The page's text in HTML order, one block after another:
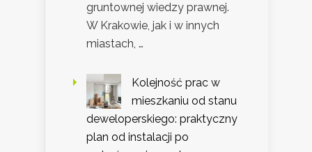
gruntownej wiedzy prawnej.
W Krakowie, jak i w innych
miastach, …
Kolejność prac w
mieszkaniu od stanu
deweloperskiego: praktyczny
plan od instalacji po